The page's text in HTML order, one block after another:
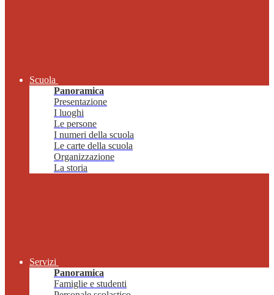
Scuola
Panoramica
Presentazione
I luoghi
Le persone
I numeri della scuola
Le carte della scuola
Organizzazione
La storia
Servizi
Panoramica
Famiglie e studenti